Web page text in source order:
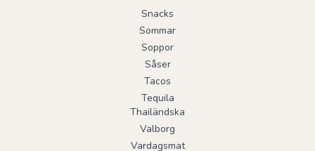
Snacks
Sommar
Soppor
Såser
Tacos
Tequila
Thailändska
Valborg
Vardagsmat